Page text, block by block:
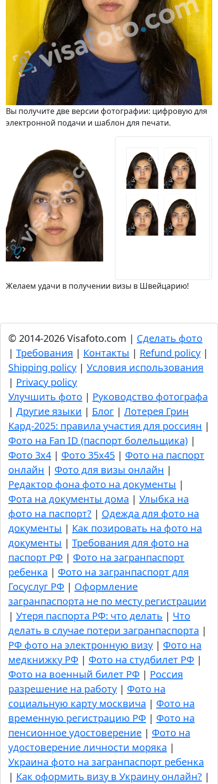
Вы получите две версии фотографии: цифровую для
электронной подачи и шаблон для печати.
Желаем удачи в получении визы в Швейцарию!
© 2014-2026 Visafoto.com | Сделать фото
| Требования | Контакты | Refund policy |
Shipping policy | Условия использования
| Privacy policy
Улучшить фото | Руководство фотографа
| Другие языки | Блог | Лотерея Грин
Кард-2025: правила участия для россиян |
Фото на Fan ID (паспорт болельщика) |
Фото 3х4 | Фото 35х45 | Фото на паспорт
онлайн | Фото для визы онлайн |
Редактор фона фото на документы |
Фота на документы дома | Улыбка на
фото на паспорт? | Одежда для фото на
документы | Как позировать на фото на
документы | Требования для фото на
паспорт РФ | Фото на загранпаспорт
ребенка | Фото на загранпаспорт для
Госуслуг РФ | Оформление
загранпаспорта не по месту регистрации
| Утеря паспорта РФ: что делать | Что
делать в случае потери загранпаспорта |
РФ фото на электронную визу | Фото на
медкнижку РФ | Фото на студбилет РФ |
Фото на военный билет РФ | Россия
разрешение на работу | Фото на
социальную карту москвича | Фото на
временную регистрацию РФ | Фото на
пенсионное удостоверение | Фото на
удостоверение личности моряка |
Украина фото на загранпаспорт ребенка
| Как оформить визу в Украину онлайн? |